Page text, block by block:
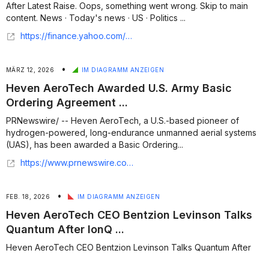
After Latest Raise. Oops, something went wrong. Skip to main
content. News · Today's news · US · Politics ...
https://finance.yahoo.com/video/heven-aerotech-ceo-bentzion-levinson-193743087.html
MÄRZ 12, 2026 • IM DIAGRAMM ANZEIGEN
Heven AeroTech Awarded U.S. Army Basic
Ordering Agreement ...
PRNewswire/ -- Heven AeroTech, a U.S.-based pioneer of
hydrogen-powered, long-endurance unmanned aerial systems
(UAS), has been awarded a Basic Ordering...
https://www.prnewswire.com/news-releases/heven-aerotech-awarded-us-army-basic-ordering-agreement-under-uas-project-office-at-redstone-arsenal-302712111.html
FEB. 18, 2026 • IM DIAGRAMM ANZEIGEN
Heven AeroTech CEO Bentzion Levinson Talks
Quantum After IonQ ...
Heven AeroTech CEO Bentzion Levinson Talks Quantum After